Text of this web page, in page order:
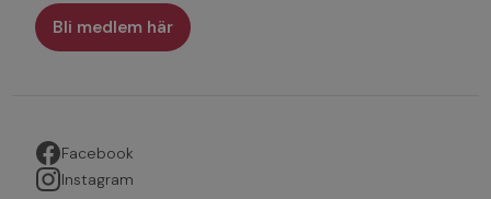
Bli medlem här
Facebook
Instagram